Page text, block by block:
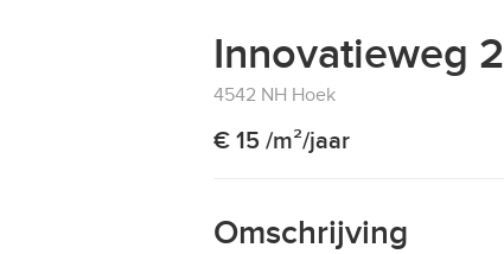
Innovatieweg 2
4542 NH Hoek
€ 15 /m²/jaar
Omschrijving